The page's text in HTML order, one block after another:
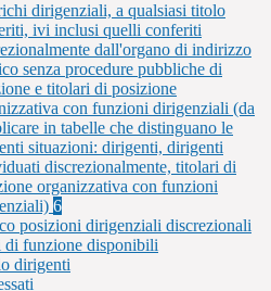
dirigenziali, a qualsiasi titolo
ivi inclusi quelli conferiti
dall'organo di indirizzo
senza procedure pubbliche di
e titolari di posizione
con funzioni dirigenziali (da
in tabelle che distinguano le
situazioni: dirigenti, dirigenti
discrezionalmente, titolari di
organizzativa con funzioni
6
posizioni dirigenziali discrezionali
di funzione disponibili
dirigenti